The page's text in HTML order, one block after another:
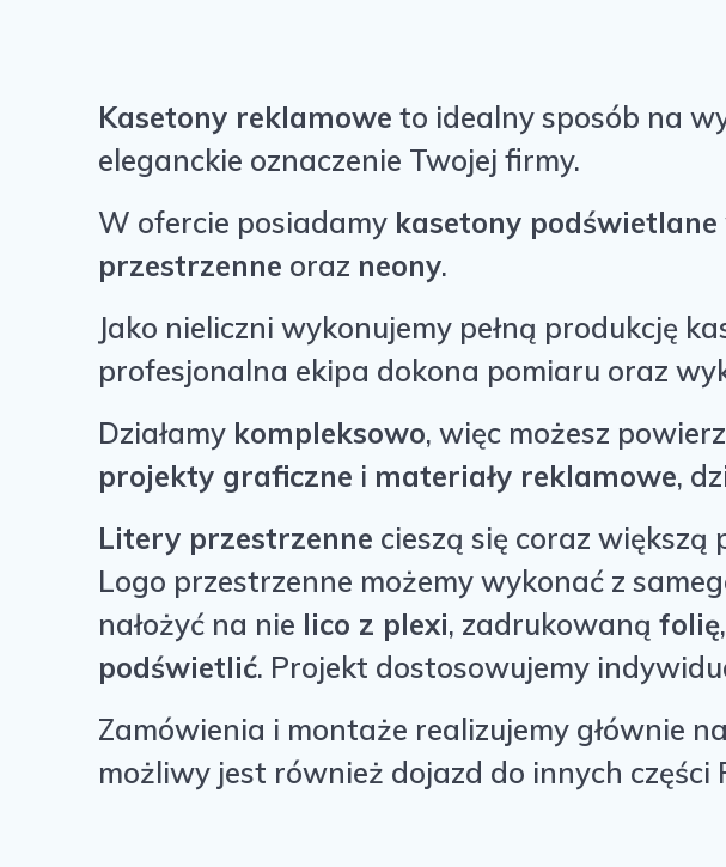
Kasetony reklamowe to idealny sposób na
eleganckie oznaczenie Twojej firmy.
W ofercie posiadamy kasetony podświetlane
przestrzenne oraz neony.
Jako nieliczni wykonujemy pełną produkcję
profesjonalna ekipa dokona pomiaru oraz
Działamy kompleksowo, więc możesz
projekty graficzne i materiały reklamowe,
Litery przestrzenne cieszą się coraz
Logo przestrzenne możemy wykonać z
nałożyć na nie lico z plexi, zadrukowanąfolię
podświetlić. Projekt dostosowujemy
Zamówienia i montaże realizujemy głównie
możliwy jest również dojazd do innych części